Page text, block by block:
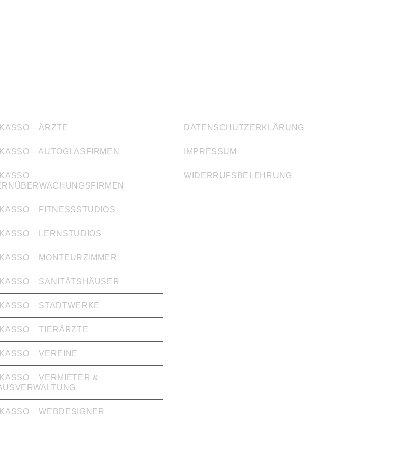
– ÄRZTE
– AUTOGLASFIRMEN
–
– FITNESSSTUDIOS
– LERNSTUDIOS
– MONTEURZIMMER
– SANITÄTSHÄUSER
– STADTWERKE
– TIERÄRZTE
– VEREINE
– VERMIETER &
– WEBDESIGNER
DATENSCHUTZERKLÄRUNG
IMPRESSUM
WIDERRUFSBELEHRUNG